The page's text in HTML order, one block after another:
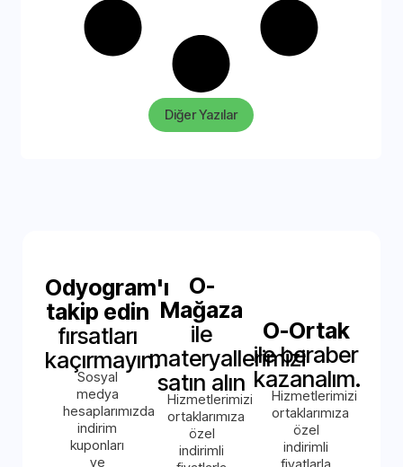
Diğer Yazılar
Odyogram'ı
takip edin
fırsatları
kaçırmayın.
Sosyal
medya
hesaplarımızda
indirim
kuponları
ve
O-
Mağaza
ile
materyallerimizi
satın alın
Hizmetlerimizi
ortaklarımıza
özel
indirimli
O-Ortak
ile beraber
kazanalım.
Hizmetlerimizi
ortaklarımıza
özel
indirimli